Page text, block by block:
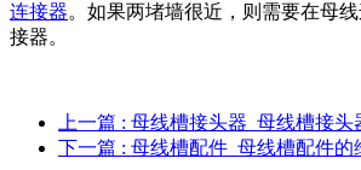
连接器。如果两堵墙很近，则需要在母
接器。
上一篇 : 母线槽接头器_母线槽接头
下一篇 : 母线槽配件_母线槽配件的